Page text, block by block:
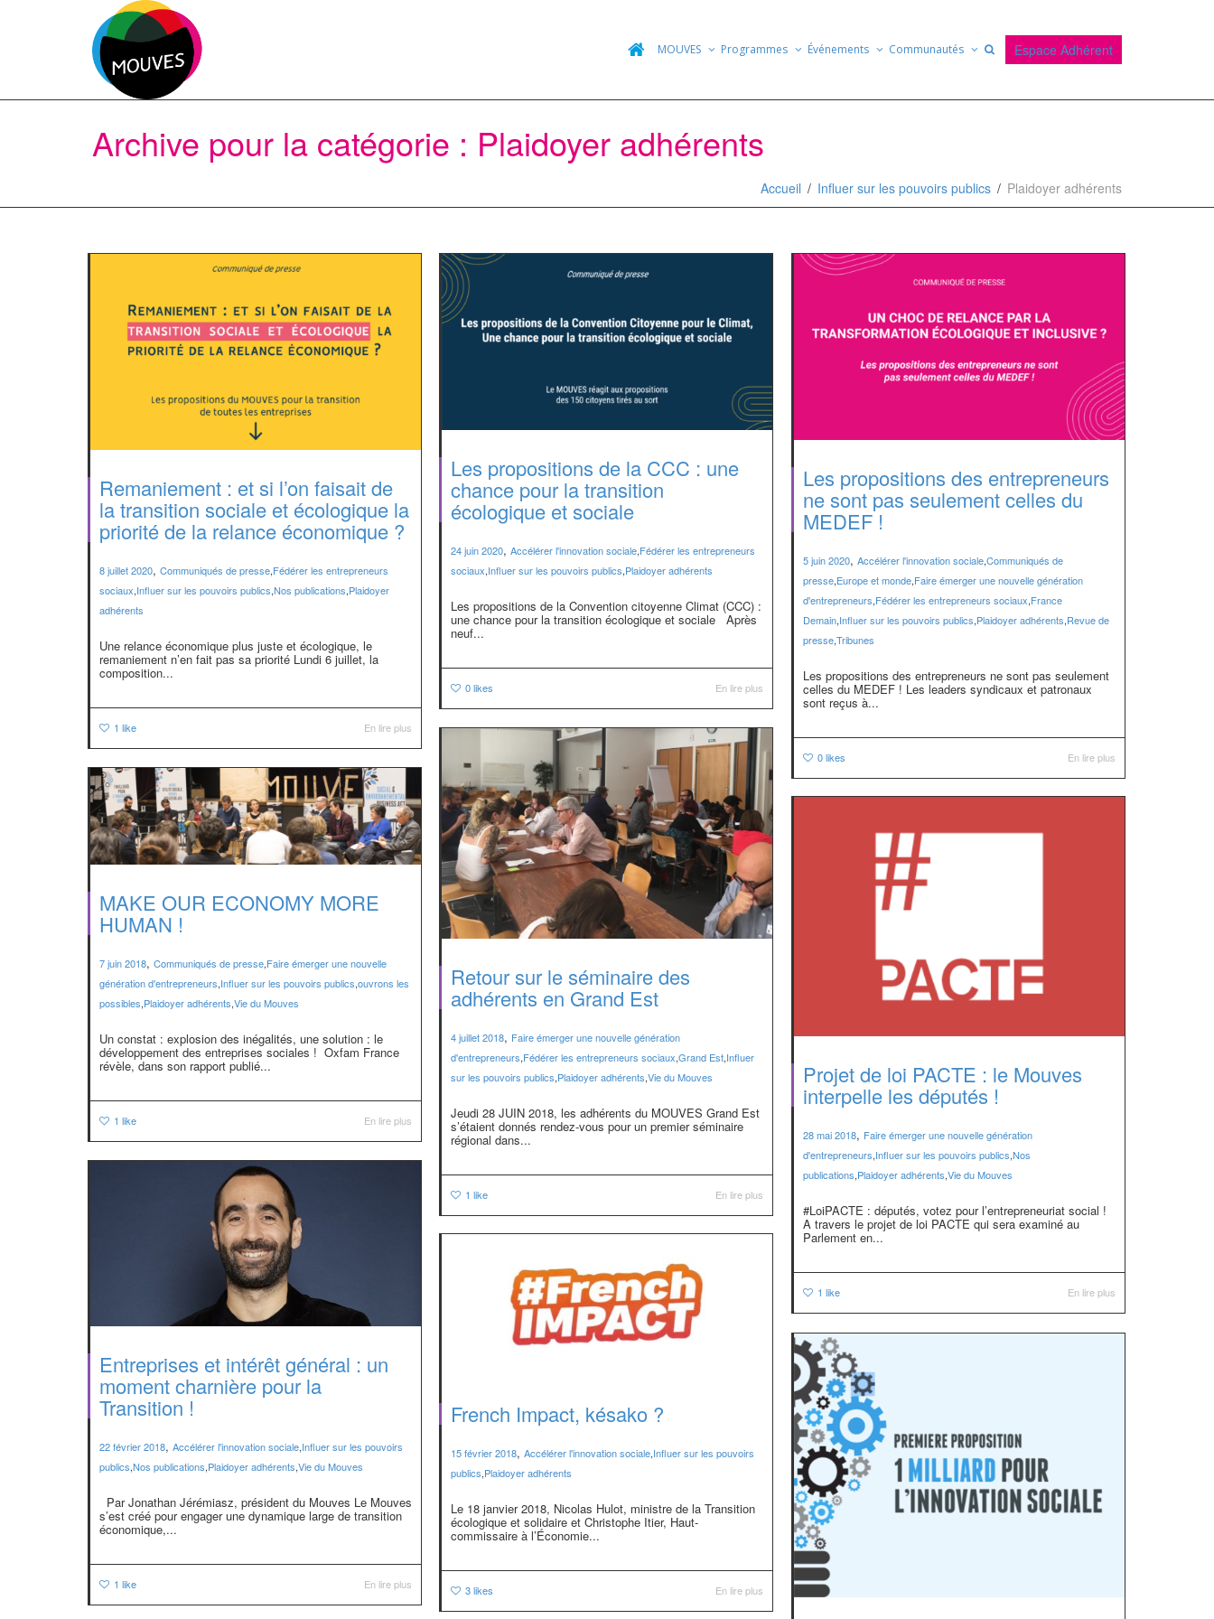
MOUVES Programmes Événements Communautés Espace Adhérent
Archive pour la catégorie : Plaidoyer adhérents
Accueil Influer sur les pouvoirs publics Plaidoyer adhérents
Remaniement : et si l’on faisait de
la transition sociale et écologique la
priorité de la relance économique ?
8 juillet 2020, Communiqués de presse,Fédérer les entrepreneurs
sociaux,Influer sur les pouvoirs publics,Nos publications,Plaidoyer
adhérents
Une relance économique plus juste et écologique, le
remaniement n’en fait pas sa priorité Lundi 6 juillet, la
composition...
1 like En lire plus
Les propositions de la CCC : une
chance pour la transition
écologique et sociale
24 juin 2020, Accélérer l'innovation sociale,Fédérer les entrepreneurs
sociaux,Influer sur les pouvoirs publics,Plaidoyer adhérents
Les propositions de la Convention citoyenne Climat (CCC) :
une chance pour la transition écologique et sociale Après
neuf...
0likes En lire plus
Les propositions des entrepreneurs
ne sont pas seulement celles du
MEDEF !
5 juin 2020, Accélérer l'innovation sociale,Communiqués de
presse,Europe et monde,Faire émerger une nouvelle génération
d'entrepreneurs,Fédérer les entrepreneurs sociaux,France
Demain,Influer sur les pouvoirs publics,Plaidoyer adhérents,Revue de
presse,Tribunes
Les propositions des entrepreneurs ne sont pas seulement
celles du MEDEF ! Les leaders syndicaux et patronaux
sont reçus à...
0likes En lire plus
Retour sur le séminaire des
adhérents en Grand Est
4 juillet 2018, Faire émerger une nouvelle génération
d'entrepreneurs,Fédérer les entrepreneurs sociaux,Grand Est,Influer
sur les pouvoirs publics,Plaidoyer adhérents,Vie du Mouves
Jeudi 28 JUIN 2018, les adhérents du MOUVES Grand Est
s’étaient donnés rendez-vous pour un premier séminaire
régional dans...
1 like En lire plus
MAKE OUR ECONOMY MORE
HUMAN !
7 juin 2018, Communiqués de presse,Faire émerger une nouvelle
génération d'entrepreneurs,Influer sur les pouvoirs publics,ouvrons les
possibles,Plaidoyer adhérents,Vie du Mouves
Un constat : explosion des inégalités, une solution : le
développement des entreprises sociales ! Oxfam France
révèle, dans son rapport publié...
1 like En lire plus
Projet de loi PACTE : le Mouves
interpelle les députés !
28 mai 2018, Faire émerger une nouvelle génération
d'entrepreneurs,Influer sur les pouvoirs publics,Nos
publications,Plaidoyer adhérents,Vie du Mouves
#LoiPACTE : députés, votez pour l’entrepreneuriat social !
A travers le projet de loi PACTE qui sera examiné au
Parlement en...
1 like En lire plus
Entreprises et intérêt général : un
moment charnière pour la
Transition !
22 février 2018, Accélérer l'innovation sociale,Influer sur les pouvoirs
publics,Nos publications,Plaidoyer adhérents,Vie du Mouves
Par Jonathan Jérémiasz, président du Mouves Le Mouves
s’est créé pour engager une dynamique large de transition
économique,...
1 like En lire plus
French Impact, késako ?
15 février 2018, Accélérer l'innovation sociale,Influer sur les pouvoirs
publics,Plaidoyer adhérents
Le 18 janvier 2018, Nicolas Hulot, ministre de la Transition
écologique et solidaire et Christophe Itier, Haut-
commissaire à l’Économie...
3likes En lire plus